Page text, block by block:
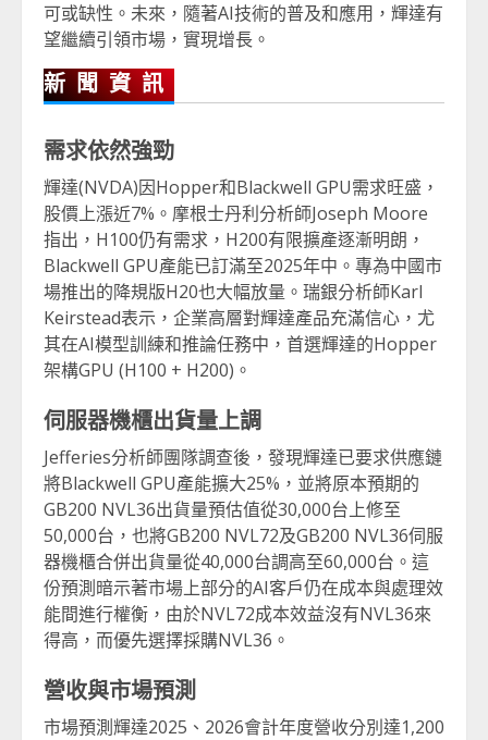
可或缺性。未來，隨著AI技術的普及和應用，輝達有
望繼續引領市場，實現增長。
新聞資訊
需求依然強勁
輝達(NVDA)因Hopper和Blackwell GPU需求旺盛，
股價上漲近7%。摩根士丹利分析師Joseph Moore
指出，H100仍有需求，H200有限擴產逐漸明朗，
Blackwell GPU產能已訂滿至2025年中。專為中國市
場推出的降規版H20也大幅放量。瑞銀分析師Karl
Keirstead表示，企業高層對輝達產品充滿信心，尤
其在AI模型訓練和推論任務中，首選輝達的Hopper
架構GPU (H100 + H200)。
伺服器機櫃出貨量上調
Jefferies分析師團隊調查後，發現輝達已要求供應鏈
將Blackwell GPU產能擴大25%，並將原本預期的
GB200 NVL36出貨量預估值從30,000台上修至
50,000台，也將GB200 NVL72及GB200 NVL36伺服
器機櫃合併出貨量從40,000台調高至60,000台。這
份預測暗示著市場上部分的AI客戶仍在成本與處理效
能間進行權衡，由於NVL72成本效益沒有NVL36來
得高，而優先選擇採購NVL36。
營收與市場預測
市場預測輝達2025、2026會計年度營收分別達1,200